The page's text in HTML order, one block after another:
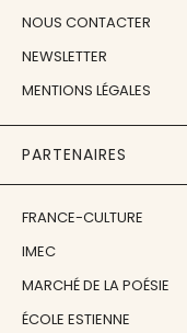
NOUS CONTACTER
NEWSLETTER
MENTIONS LÉGALES
PARTENAIRES
FRANCE-CULTURE
IMEC
MARCHÉ DE LA POÉSIE
ÉCOLE ESTIENNE